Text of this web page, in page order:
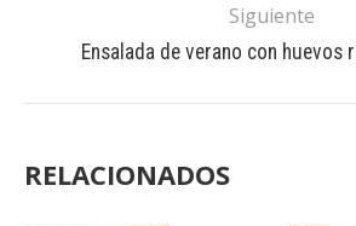
Siguiente
Ensalada de verano con huevos
RELACIONADOS